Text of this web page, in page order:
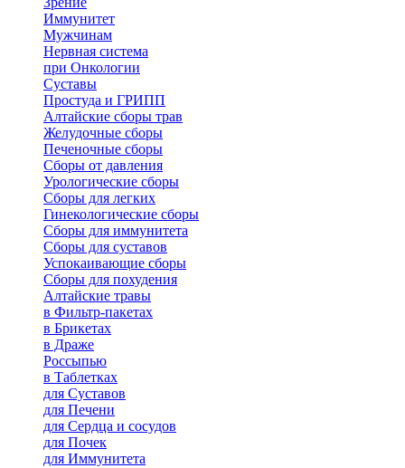
Иммунитет
Мужчинам
Нервная система
при Онкологии
Суставы
Простуда и ГРИПП
Алтайские сборы трав
Желудочные сборы
Печеночные сборы
Сборы от давления
Урологические сборы
Сборы для легких
Гинекологические сборы
Сборы для иммунитета
Сборы для суставов
Успокаивающие сборы
Сборы для похудения
Алтайские травы
в Фильтр-пакетах
в Брикетах
в Драже
Россыпью
в Таблетках
для Cуставов
для Печени
для Сердца и сосудов
для Почек
для Иммунитета